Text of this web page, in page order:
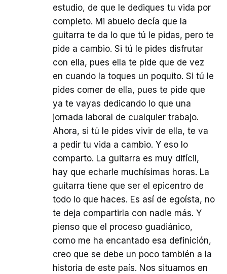
estudio, de que le dediques tu vida por
completo. Mi abuelo decía que la
guitarra te da lo que tú le pidas, pero te
pide a cambio. Si tú le pides disfrutar
con ella, pues ella te pide que de vez
en cuando la toques un poquito. Si tú le
pides comer de ella, pues te pide que
ya te vayas dedicando lo que una
jornada laboral de cualquier trabajo.
Ahora, si tú le pides vivir de ella, te va
a pedir tu vida a cambio. Y eso lo
comparto. La guitarra es muy difícil,
hay que echarle muchísimas horas. La
guitarra tiene que ser el epicentro de
todo lo que haces. Es así de egoísta, no
te deja compartirla con nadie más. Y
pienso que el proceso guadiánico,
como me ha encantado esa definición,
creo que se debe un poco también a la
historia de este país. Nos situamos en